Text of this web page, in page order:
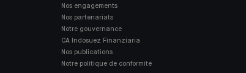
Nos engagements
Nos partenariats
Notre gouvernance
CA Indosuez Finanziaria
Nos publications
Notre politique de conformité